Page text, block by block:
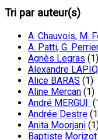
Tri par auteur(s)
A. Chauvois, M.
A. Patti, G.
Agnès Legras (1)
Alexandre
Alice BARAS (1)
Aline Mercan (1)
André MERGUI
Andrée Destre
Anita Moorjani
Baptiste Morizot